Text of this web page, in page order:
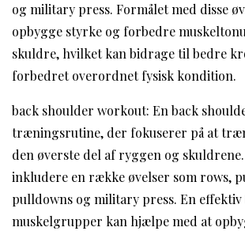
og military press. Formålet med disse
opbygge styrke og forbedre
skuldre, hvilket kan bidrage til bedre
forbedret overordnet fysisk kondition.
back shoulder workout: En back
træningsrutine, der fokuserer på at
den øverste del af ryggen og
inkludere en række øvelser som rows,
pulldowns og military press. En
muskelgrupper kan hjælpe med at